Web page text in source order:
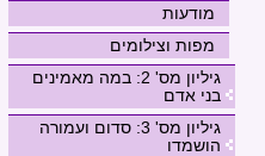
מודעות
מפות וצילומים
גיליון מס' 2: במה מאמינים
בני אדם
גיליון מס' 3: סדום ועמורה
הושמדו